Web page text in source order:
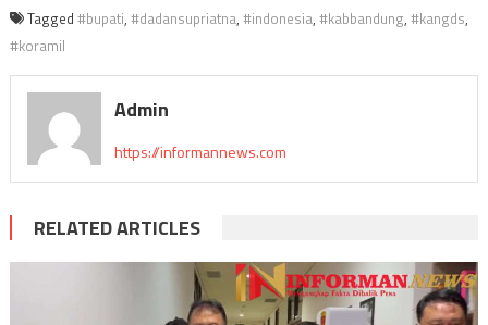
Tagged #bupati, #dadansupriatna, #indonesia, #kabbandung, #kangds,
#koramil
Admin
https://informannews.com
RELATED ARTICLES